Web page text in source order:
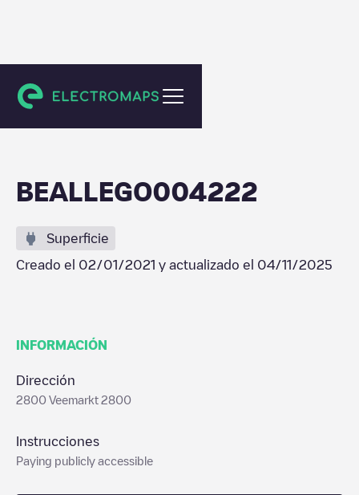
Mechelen
BEALLEGO004222
Superficie
Creado el 02/01/2021 y actualizado el 04/11/2025
INFORMACIÓN
Dirección
2800 Veemarkt 2800
Instrucciones
Paying publicly accessible